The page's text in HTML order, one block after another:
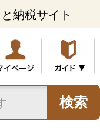
納税サイト
検索